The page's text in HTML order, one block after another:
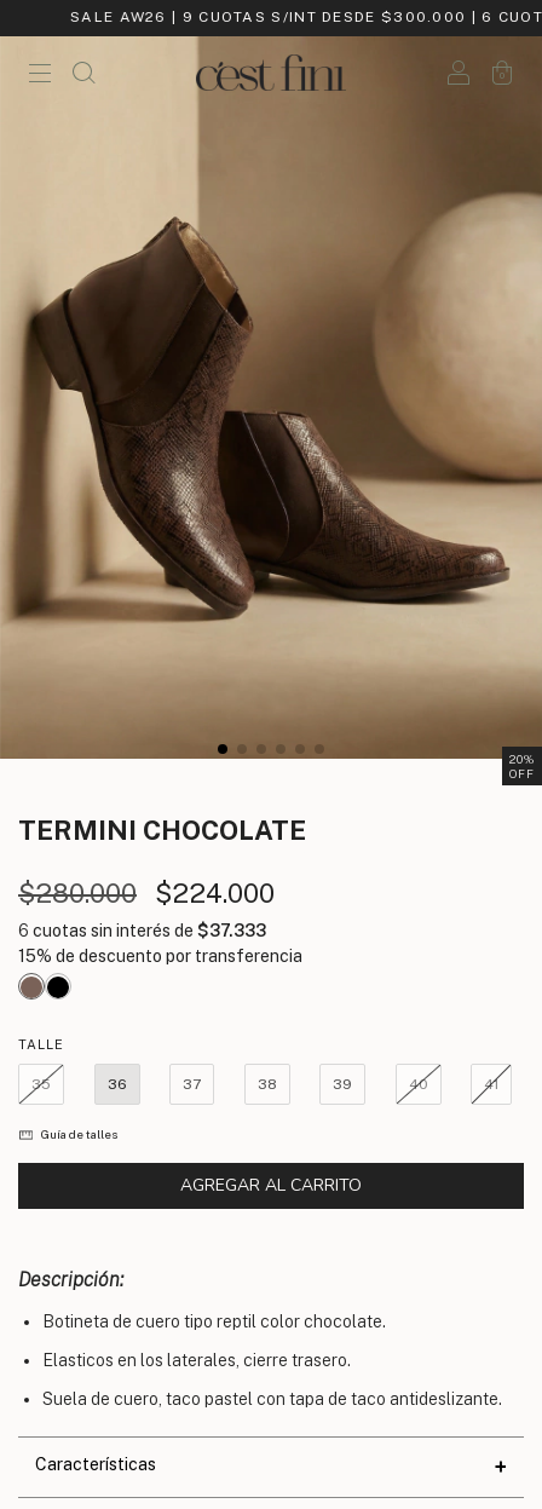
SALE AW26 | 9 CUOTAS S/INT DESDE $300.000 | 6
0
20%
OFF
TERMINI
CHOCOLATE
$280.000
$224.000
6 cuotas sin interés de $37.333
TALLE
35 36 37 38 39 40 41
Guía de talles
Descripción:
Botineta de cuero tipo reptil color chocolate.
Elasticos en los laterales, cierre trasero.
Suela de cuero, taco pastel con tapa de taco antideslizante.
Características